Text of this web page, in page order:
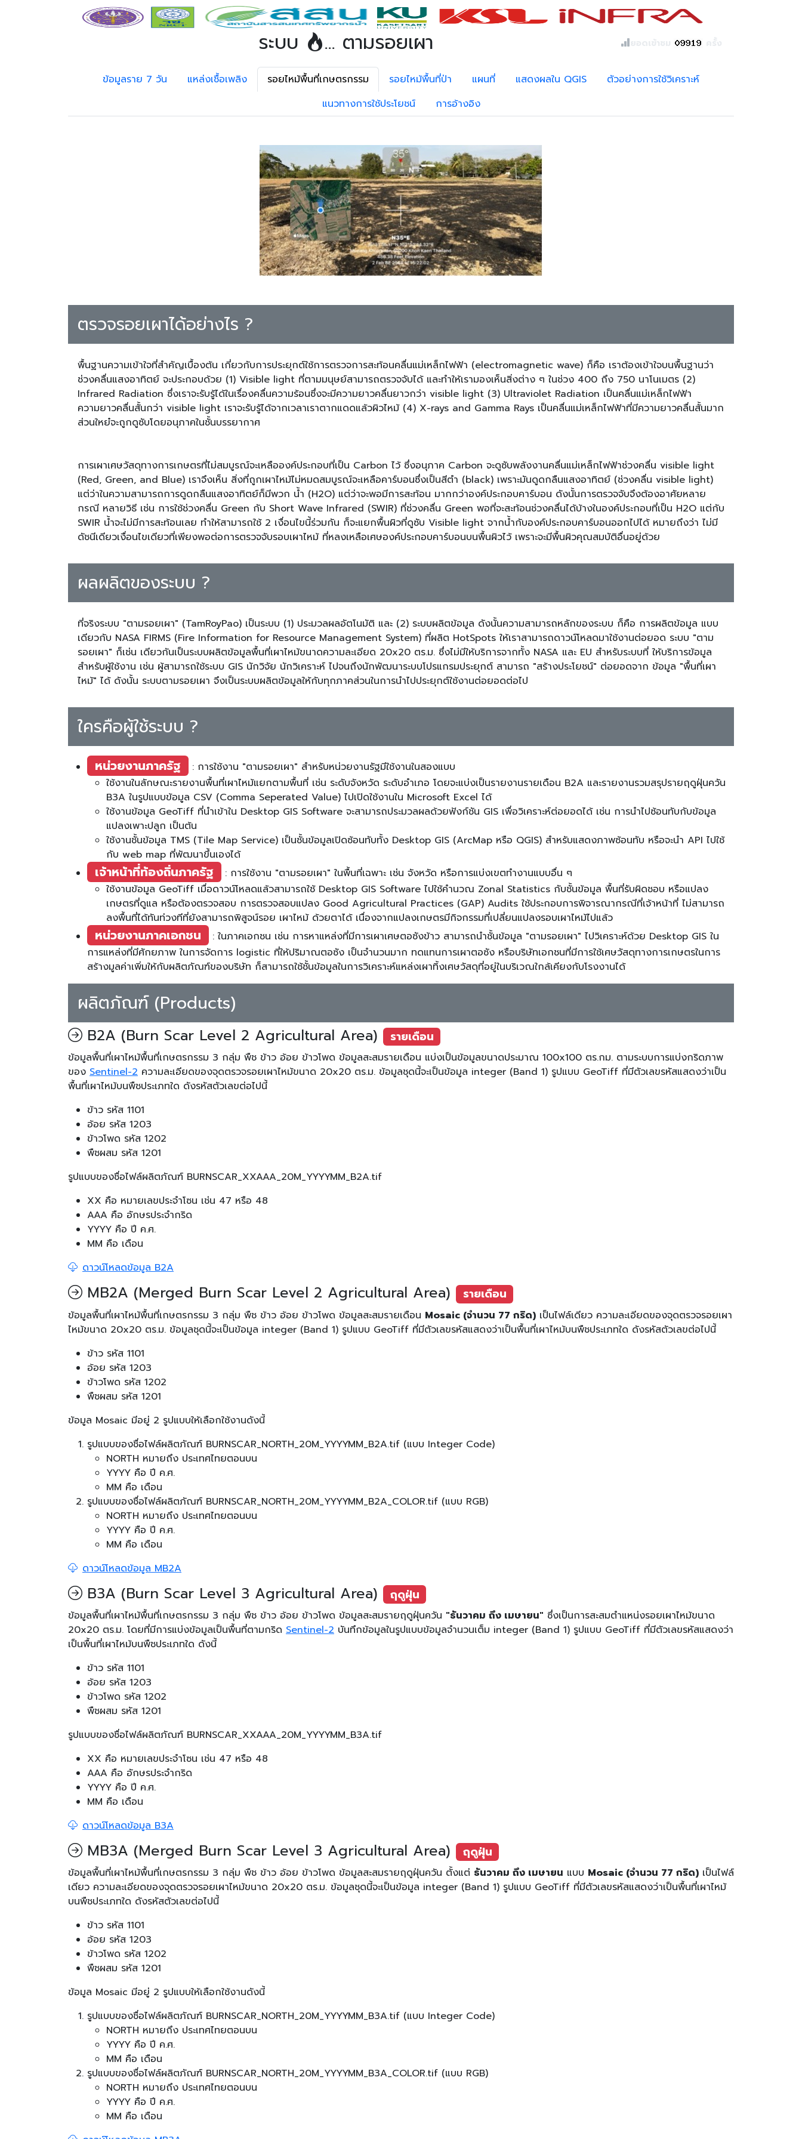
ระบบ ... ตามรอยเผา
ข้อมูลราย 7 วัน แหล่งเชื้อเพลิง รอยไหม้พื้นที่เกษตรกรรม รอยไหม้พื้นที่ป่า แผนที่ แสดงผลใน QGIS
ตัวอย่างการใช้วิเคราะห์
แนวทางการใช้ประโยชน์
การอ้างอิง
ตรวจรอยเผาได้อย่างไร ?
พื้นฐานความเข้าใจที่สำคัญเบื้องต้น เกี่ยวกับการประยุกต์ใช้การตรวจการสะท้อนคลื่นแม่เหล็กไฟฟ้า (electromagnetic wave) ก็คือ เราต้องเข้าใจบนพื้นฐานว่า
ช่วงคลื่นแสงอาทิตย์ จะประกอบด้วย (1) Visible light ที่ตามมนุษย์สามารถตรวจจับได้ และทำให้เรามองเห็นสิ่งต่าง ๆ ในช่วง 400 ถึง 750 นาโนเมตร (2)
Infrared Radiation ซึ่งเราจะรับรู้ได้ในเรื่องคลื่นความร้อนซึ่งจะมีความยาวคลื่นยาวกว่า visible light (3) Ultraviolet Radiation เป็นคลื่นแม่เหล็กไฟฟ้า
ความยาวคลื่นสั้นกว่า visible light เราจะรับรู้ได้จากเวลาเราตากแดดแล้วผิวไหม้ (4) X-rays and Gamma Rays เป็นคลื่นแม่เหล็กไฟฟ้าที่มีความยาวคลื่นสั้นมาก
ส่วนใหย๋จะถูกดูซับโดยอนุภาคในชั้นบรรยากาศ
การเผาเศษวัสดุทางการเกษตรที่ไม่สมบูรณ์จะเหลือองค์ประกอบที่เป็น Carbon ไว้ ซึ่งอนุภาค Carbon จะดูซับพลังงานคลื่นแม่เหล็กไฟฟ้าช่วงคลื่น visible light
(Red, Green, and Blue) เราจึงเห็น สิ่งที่ถูกเผาไหม้ไม่หมดสมบูรณ์จะเหลือคาร์บอนซึ่งเป็นสีตำ (black) เพราะมันดูดกลืนแสงอาทิตย์ (ช่วงคลื่น visible light)
แต่ว่าในความสามารถการดูดกลืนแสงอาทิตย์ก็มีพวก น้ำ (H2O) แต่ว่าจะพอมีการสะท้อน มากกว่าองค์ประกอบคาร์บอน ดังนั้นการตรวจจับจึงต้องอาศัยหลาย
กรณี หลายวิธี เช่น การใช้ช่วงคลื่น Green กับ Short Wave Infrared (SWIR) ที่ช่วงคลื่น Green พอที่จะสะท้อนช่วงคลื่นได้บ้างในองค์ประกอบที่เป็น H2O แต่กับ
SWIR น้ำจะไม่มีการสะท้อนเลย ทำให้สามารถใช้ 2 เงื่อนไขนี้ร่วมกัน ก็จะแยกพื้นผิวที่ดูซับ Visible light จากน้ำกับองค์ประกอบคาร์บอนออกไปได้ หมายถึงว่า ไม่มี
ดัชนีเดียวเงื่อนไขเดียวที่เพียงพอต่อการตรวจจับรอบเผาไหม้ ที่หลงเหลือเศษองค์ประกอบคาร์บอนบนพื้นผิวไว้ เพราะจะมีพื้นผิวคุณสมบัติอื่นอยู่ด้วย
ผลผลิตของระบบ ?
ที่จริงระบบ "ตามรอยเผา" (TamRoyPao) เป็นระบบ (1) ประมวลผลอัตโนมัติ และ (2) ระบบผลิตข้อมูล ดังนั้นความสามารถหลักของระบบ ก็คือ การผลิตข้อมูล แบบ
เดียวกับ NASA FIRMS (Fire Information for Resource Management System) ที่ผลิต HotSpots ให้เราสามารถดาวน์โหลดมาใช้งานต่อยอด ระบบ "ตาม
รอยเผา" ก็เช่น เดียวกันเป็นระบบผลิตข้อมูลพื้นที่เผาไหม้ขนาดความละเอียด 20x20 ตร.ม. ซึ่งไม่มีให้บริการจากทั้ง NASA และ EU สำหรับระบบที่ ให้บริการข้อมูล
สำหรับผู้ใช้งาน เช่น ผู้สามารถใช้ระบบ GIS นักวิจัย นักวิเคราะห์ ไปจนถึงนักพัฒนาระบบโปรแกรมประยุกต์ สามารถ "สร้างประโยชน์" ต่อยอดจาก ข้อมูล "พื้นที่เผา
ไหม้" ได้ ดังนั้น ระบบตามรอยเผา จึงเป็นระบบผลิตข้อมูลให้กับทุกภาคส่วนในการนำไปประยุกต์ใช้งานต่อยอดต่อไป
ใครคือผู้ใช้ระบบ ?
หน่วยงานภาครัฐ
: การใช้งาน "ตามรอยเผา" สำหรับหน่วยงานรัฐมีใช้งานในสองแบบ
ใช้งานในลักษณะรายงานพื้นที่เผาไหม้แยกตามพื้นที่ เช่น ระดับจังหวัด ระดับอำเภอ โดยจะแบ่งเป็นรายงานรายเดือน B2A และรายงานรวมสรุปรายฤดูฝุ่นควัน
B3A ในรูปแบบข้อมูล CSV (Comma Seperated Value) ไปเปิดใช้งานใน Microsoft Excel ได้
ใช้งานข้อมูล GeoTiff ที่นำเข้าใน Desktop GIS Software จะสามารถประมวลผลด้วยฟังก์ชัน GIS เพื่อวิเคราะห์ต่อยอดได้ เช่น การนำไปซ้อนทับกับข้อมูล
แปลงเพาะปลูก เป็นต้น
ใช้งานชั้นข้อมูล TMS (Tile Map Service) เป็นชั้นข้อมูลเปิดซ้อนทับทั้ง Desktop GIS (ArcMap หรือ QGIS) สำหรับแสดงภาพซ้อนทับ หรือจะนำ API ไปใช้
กับ web map ที่พัฒนาขึ้นเองได้
เจ้าหน้าที่ท้องถิ่นภาครัฐ
: การใช้งาน "ตามรอยเผา" ในพื้นที่เฉพาะ เช่น จังหวัด หรือการแบ่งเขตทำงานแบบอื่น ๆ
ใช้งานข้อมูล GeoTiff เมื่อดาวน์โหลดแล้วสามารถใช้ Desktop GIS Software ไปใช้คำนวณ Zonal Statistics กับชั้นข้อมูล พื้นที่รับผิดชอบ หรือแปลง
เกษตรที่ดูแล หรือต้องตรวจสอบ การตรวจสอบแปลง Good Agricultural Practices (GAP) Audits ใช้ประกอบการพิจารณากรณีที่เจ้าหน้าที่ ไม่สามารถ
ลงพื้นที่ได้ทันท่วงทีที่ยังสามารถพิสูจน์รอย เผาไหม้ ด้วยตาได้ เนื่องจากแปลงเกษตรมีกิจกรรมที่เปลี่ยนแปลงรอบเผาไหม้ไปแล้ว
หน่วยงานภาคเอกชน
: ในภาคเอกชน เช่น การหาแหล่งที่มีการเผาเศษตอซังข้าว สามารถนำชั้นข้อมูล "ตามรอยเผา" ไปวิเคราะห์ด้วย Desktop GIS ใน
การแหล่งที่มีศักยภาพ ในการจัดการ logistic ที่ให้ปริมาณตอซัง เป็นจำนวนมาก ทดแทนการเผาตอซัง หรือบริษัทเอกชนที่มีการใช้เศษวัสดุทางการเกษตรในการ
สร้างมูลค่าเพิ่มให้กับผลิตภัณฑ์ของบริษัท ก็สามารถใช้ชั้นข้อมูลในการวิเคราะห์แหล่งเผาทิ้งเศษวัสดุที่อยู่ในบริเวณใกล้เคียงกับโรงงานได้
ผลิตภัณฑ์ (Products)
B2A (ฺBurn Scar Level 2 Agricultural Area) รายเดือน
ข้อมูลพื้นที่เผาไหม้พื้นที่เกษตรกรรม 3 กลุ่ม พืช ข้าว อ้อย ข้าวโพด ข้อมูลสะสมรายเดือน แบ่งเป็นข้อมูลขนาดประมาณ 100x100 ตร.กม. ตามระบบการแบ่งกริดภาพ
ของ Sentinel-2 ความละเอียดของจุดตรวจรอยเผาไหม้ขนาด 20x20 ตร.ม. ข้อมูลชุดนี้จะเป็นข้อมูล integer (ฺBand 1) รูปแบบ GeoTiff ที่มีตัวเลขรหัสแสดงว่าเป็น
พื้นที่เผาไหม้บนพืชประเภทใด ดังรหัสตัวเลขต่อไปนี้
ข้าว รหัส 1101
อ้อย รหัส 1203
ข้าวโพด รหัส 1202
พืชผสม รหัส 1201
รูปแบบของชื่อไฟล์ผลิตภัณฑ์ BURNSCAR_XXAAA_20M_YYYYMM_B2A.tif
XX คือ หมายเลขประจำโซน เช่น 47 หรือ 48
AAA คือ อักษรประจำกริด
YYYY คือ ปี ค.ศ.
MM คือ เดือน
ดาวน์โหลดข้อมูล B2A
MB2A (Merged Burn Scar Level 2 Agricultural Area) รายเดือน
ข้อมูลพื้นที่เผาไหม้พื้นที่เกษตรกรรม 3 กลุ่ม พืช ข้าว อ้อย ข้าวโพด ข้อมูลสะสมรายเดือน Mosaic (จำนวน 77 กริด) เป็นไฟล์เดียว ความละเอียดของจุดตรวจรอยเผา
ไหม้ขนาด 20x20 ตร.ม. ข้อมูลชุดนี้จะเป็นข้อมูล integer (ฺBand 1) รูปแบบ GeoTiff ที่มีตัวเลขรหัสแสดงว่าเป็นพื้นที่เผาไหม้บนพืชประเภทใด ดังรหัสตัวเลขต่อไปนี้
ข้าว รหัส 1101
อ้อย รหัส 1203
ข้าวโพด รหัส 1202
พืชผสม รหัส 1201
ข้อมูล Mosaic มีอยู่ 2 รูปแบบให้เลือกใช้งานดังนี้
รูปแบบของชื่อไฟล์ผลิตภัณฑ์ BURNSCAR_NORTH_20M_YYYYMM_B2A.tif (แบบ Integer Code)
NORTH หมายถึง ประเทศไทยตอนบน
YYYY คือ ปี ค.ศ.
MM คือ เดือน
รูปแบบของชื่อไฟล์ผลิตภัณฑ์ BURNSCAR_NORTH_20M_YYYYMM_B2A_COLOR.tif (แบบ RGB)
NORTH หมายถึง ประเทศไทยตอนบน
YYYY คือ ปี ค.ศ.
MM คือ เดือน
ดาวน์โหลดข้อมูล MB2A
B3A (Burn Scar Level 3 Agricultural Area) ฤดูฝุ่น
ข้อมูลพื้นที่เผาไหม้พื้นที่เกษตรกรรม 3 กลุ่ม พืช ข้าว อ้อย ข้าวโพด ข้อมูลสะสมรายฤดูฝุ่นควัน "ธันวาคม ถึง เมษายน" ซึ่งเป็นการสะสมตำแหน่งรอยเผาไหม้ขนาด
20x20 ตร.ม. โดยที่มีการแบ่งข้อมูลเป็นพื้นที่ตามกริด Sentinel-2 บันทึกข้อมูลในรูปแบบข้อมูลจำนวนเต็ม integer (ฺBand 1) รูปแบบ GeoTiff ที่มีตัวเลขรหัสแสดงว่า
เป็นพื้นที่เผาไหม้บนพืชประเภทใด ดังนี้
ข้าว รหัส 1101
อ้อย รหัส 1203
ข้าวโพด รหัส 1202
พืชผสม รหัส 1201
รูปแบบของชื่อไฟล์ผลิตภัณฑ์ BURNSCAR_XXAAA_20M_YYYYMM_B3A.tif
XX คือ หมายเลขประจำโซน เช่น 47 หรือ 48
AAA คือ อักษรประจำกริด
YYYY คือ ปี ค.ศ.
MM คือ เดือน
ดาวน์โหลดข้อมูล B3A
MB3A (Merged Burn Scar Level 3 Agricultural Area) ฤดูฝุ่น
ข้อมูลพื้นที่เผาไหม้พื้นที่เกษตรกรรม 3 กลุ่ม พืช ข้าว อ้อย ข้าวโพด ข้อมูลสะสมรายฤดูฝุ่นควัน ตั้งแต่ ธันวาคม ถึง เมษายน แบบ Mosaic (จำนวน 77 กริด) เป็นไฟล์
เดียว ความละเอียดของจุดตรวจรอยเผาไหม้ขนาด 20x20 ตร.ม. ข้อมูลชุดนี้จะเป็นข้อมูล integer (ฺBand 1) รูปแบบ GeoTiff ที่มีตัวเลขรหัสแสดงว่าเป็นพื้นที่เผาไหม้
บนพืชประเภทใด ดังรหัสตัวเลขต่อไปนี้
ข้าว รหัส 1101
อ้อย รหัส 1203
ข้าวโพด รหัส 1202
พืชผสม รหัส 1201
ข้อมูล Mosaic มีอยู่ 2 รูปแบบให้เลือกใช้งานดังนี้
รูปแบบของชื่อไฟล์ผลิตภัณฑ์ BURNSCAR_NORTH_20M_YYYYMM_B3A.tif (แบบ Integer Code)
NORTH หมายถึง ประเทศไทยตอนบน
YYYY คือ ปี ค.ศ.
MM คือ เดือน
รูปแบบของชื่อไฟล์ผลิตภัณฑ์ BURNSCAR_NORTH_20M_YYYYMM_B3A_COLOR.tif (แบบ RGB)
NORTH หมายถึง ประเทศไทยตอนบน
YYYY คือ ปี ค.ศ.
MM คือ เดือน